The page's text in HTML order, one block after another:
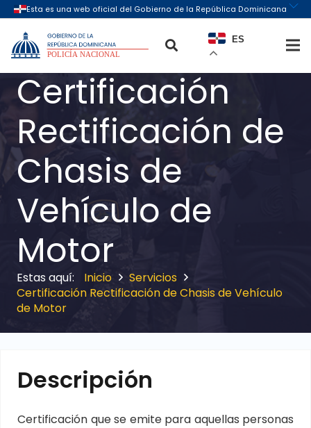
ES
Certificación
Rectificación de
Chasis de
Vehículo de
Motor
Inicio
Servicios
Certificación Rectificación de Chasis de Vehículo
de Motor
Descripción
Certificación que se emite para aquellas personas